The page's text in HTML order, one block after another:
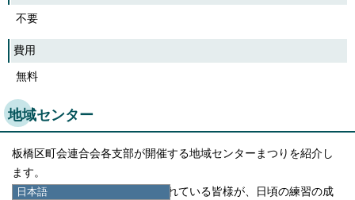
日本語
不要
費用
無料
地域センター
板橋区町会連合会各支部が開催する地域センターまつりを紹介し
ます。
地域センターやホールを利用されている皆様が、日頃の練習の成